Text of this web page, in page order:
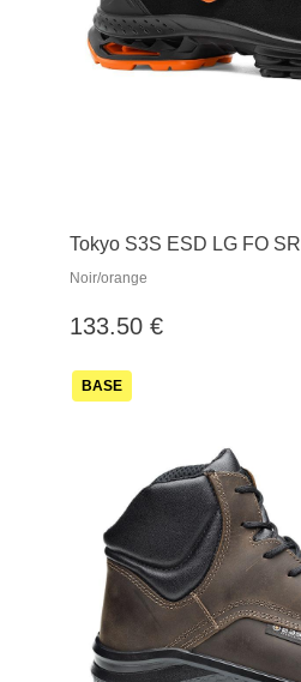
Tokyo S3S ESD LG FO SR
Noir/orange
133.50 €
BASE